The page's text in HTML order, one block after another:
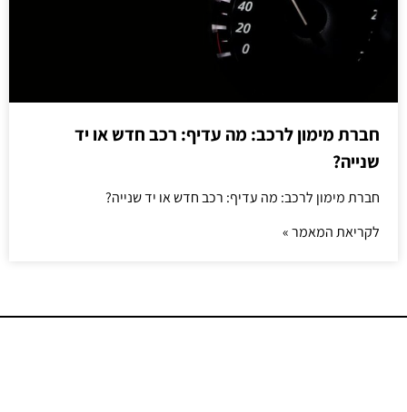
חברת מימון לרכב: מה עדיף: רכב חדש או יד
שנייה?
חברת מימון לרכב: מה עדיף: רכב חדש או יד שנייה?
לקריאת המאמר »